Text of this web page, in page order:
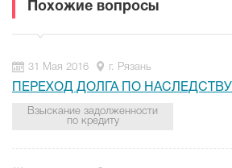
Похожие вопросы
31 Мая 2016 г. Рязань
ПЕРЕХОД ДОЛГА ПО НАСЛЕДСТВУ
Взыскание задолженности
по кредиту